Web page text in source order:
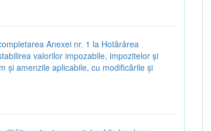
Anexei nr. 1 la Hotărârea
valorilor impozabile, impozitelor și
și amenzile aplicabile, cu modificările și